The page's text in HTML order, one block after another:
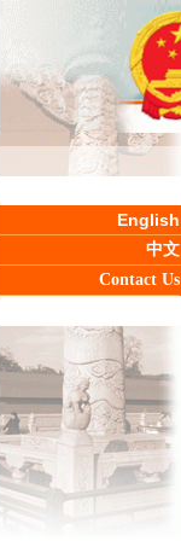
English
中文
Contact Us